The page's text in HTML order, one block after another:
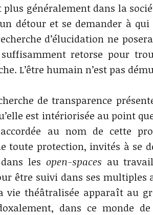
généralement dans la
détour et se demander à
d’élucidation ne
retorse pour
L’être humain n’est pas
de transparence
est intériorisée au point
au nom de cette
toute protection, invités à
les open-spaces au
être suivi dans ses
vie théâtralisée apparaît au
dans ce monde